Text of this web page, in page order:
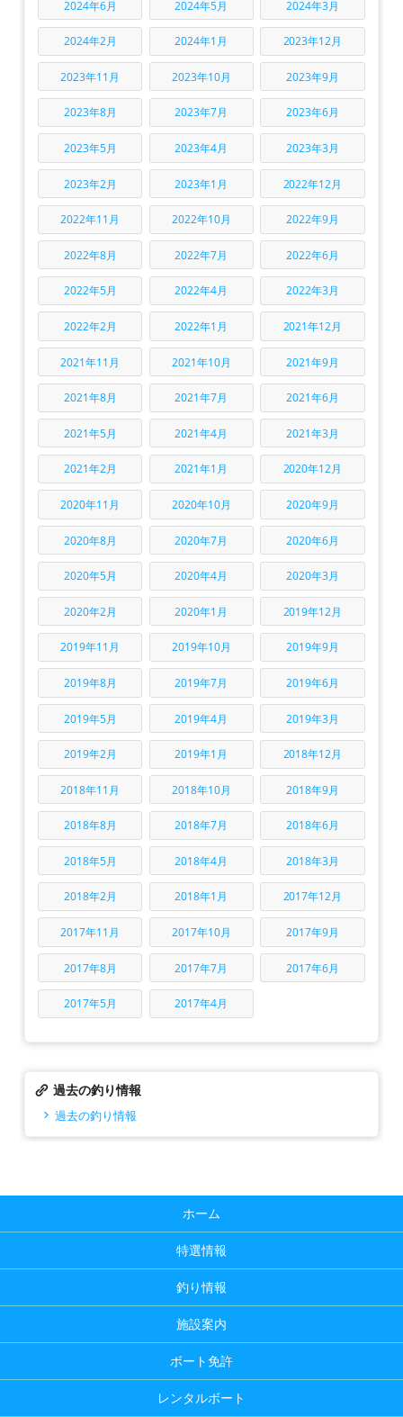
2024年6月 2024年5月 2024年3月
2024年2月 2024年1月 2023年12月
2023年11月 2023年10月 2023年9月
2023年8月 2023年7月 2023年6月
2023年5月 2023年4月 2023年3月
2023年2月 2023年1月 2022年12月
2022年11月 2022年10月 2022年9月
2022年8月 2022年7月 2022年6月
2022年5月 2022年4月 2022年3月
2022年2月 2022年1月 2021年12月
2021年11月 2021年10月 2021年9月
2021年8月 2021年7月 2021年6月
2021年5月 2021年4月 2021年3月
2021年2月 2021年1月 2020年12月
2020年11月 2020年10月 2020年9月
2020年8月 2020年7月 2020年6月
2020年5月 2020年4月 2020年3月
2020年2月 2020年1月 2019年12月
2019年11月 2019年10月 2019年9月
2019年8月 2019年7月 2019年6月
2019年5月 2019年4月 2019年3月
2019年2月 2019年1月 2018年12月
2018年11月 2018年10月 2018年9月
2018年8月 2018年7月 2018年6月
2018年5月 2018年4月 2018年3月
2018年2月 2018年1月 2017年12月
2017年11月 2017年10月 2017年9月
2017年8月 2017年7月 2017年6月
2017年5月 2017年4月
過去の釣り情報
過去の釣り情報
ホーム
特選情報
釣り情報
施設案内
ボート免許
レンタルボート